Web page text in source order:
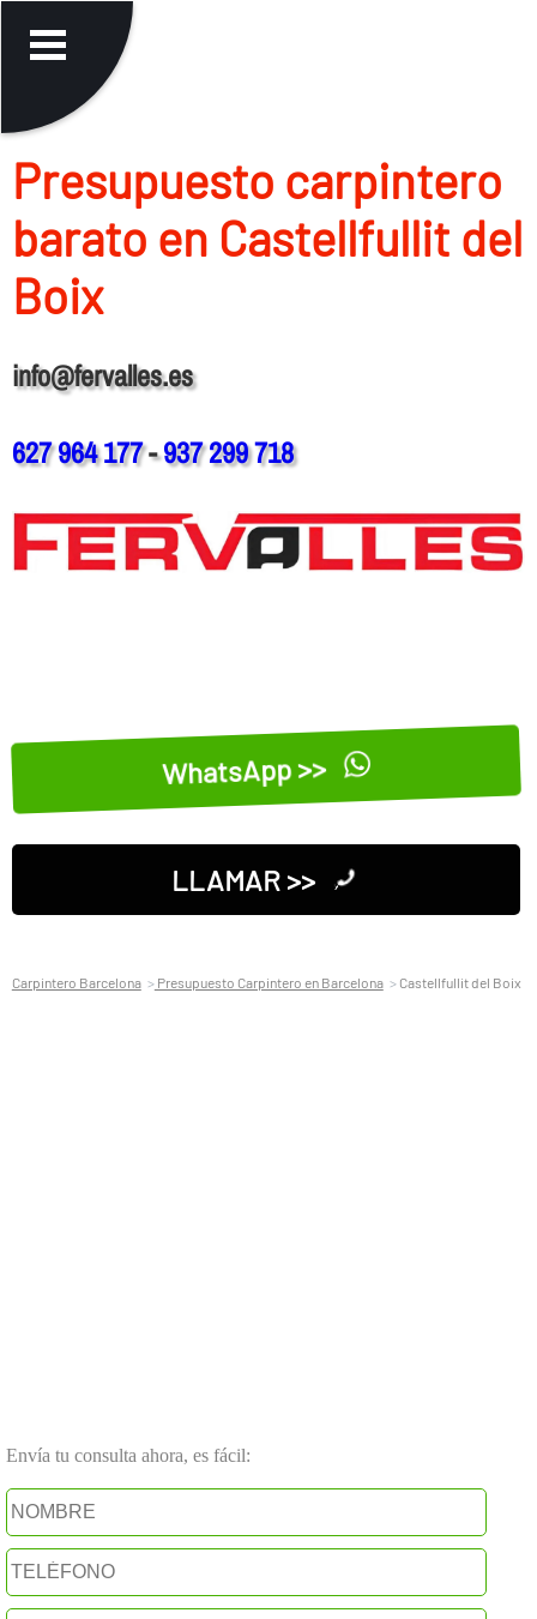
Presupuesto carpintero
barato en Castellfullit del
Boix
info@fervalles.es
627 964 177-937 299 718
WhatsApp >>
LLAMAR >>
Carpintero Barcelona Presupuesto Carpintero en Barcelona Castellfullit del Boix
Envía tu consulta ahora, es fácil: